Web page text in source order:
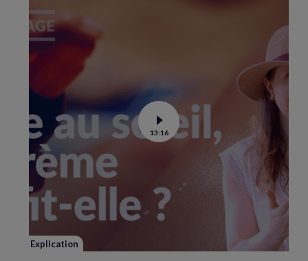
Voir
la
vidéo
est-
elle
la
meilleure
solution
protéger
13:16
Explication